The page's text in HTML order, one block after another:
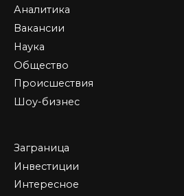
Аналитика
Вакансии
Наука
Общество
Происшествия
Шоу-бизнес
Заграница
Инвестиции
Интересное